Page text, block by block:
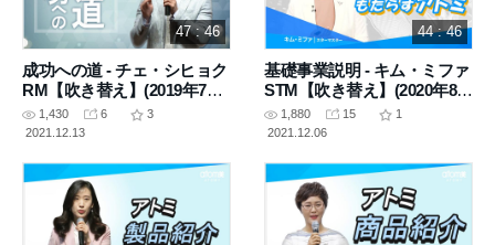
47 : 46
成功への道 - チェ・シヒョク
RM【吹き替え】(2019年7月
16日 講義)
1,430 6
3
2021.12.13
44 : 46
基礎事業説明 - キム・ミファ
STM【吹き替え】(2020年8月
6日 講義)
1,880 15
1
2021.12.06